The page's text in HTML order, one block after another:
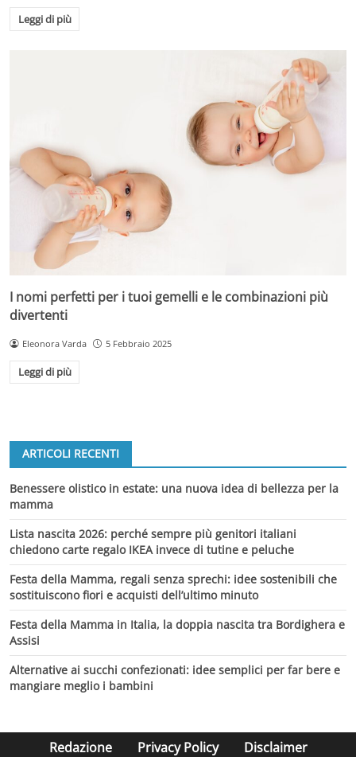
Leggi di più
I nomi perfetti per i tuoi gemelli e le combinazioni più
divertenti
Eleonora Varda 5 Febbraio 2025
Leggi di più
ARTICOLI RECENTI
Benessere olistico in estate: una nuova idea di bellezza per la
mamma
Lista nascita 2026: perché sempre più genitori italiani
chiedono carte regalo IKEA invece di tutine e peluche
Festa della Mamma, regali senza sprechi: idee sostenibili che
sostituiscono fiori e acquisti dell’ultimo minuto
Festa della Mamma in Italia, la doppia nascita tra Bordighera e
Assisi
Alternative ai succhi confezionati: idee semplici per far bere e
mangiare meglio i bambini
Redazione Privacy Policy Disclaimer